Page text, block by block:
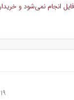
انجام نمی‌شود و
19 اردیبهشت 1404